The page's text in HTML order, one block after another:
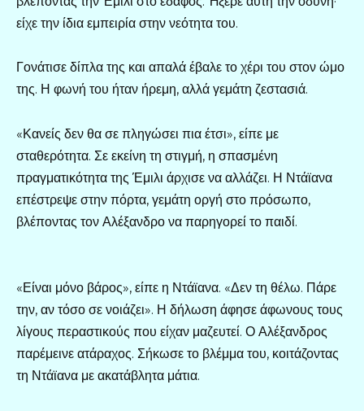
είχε την ίδια εμπειρία στην νεότητα του.
Γονάτισε δίπλα της και απαλά έβαλε το χέρι του στον ώμο
της. Η φωνή του ήταν ήρεμη, αλλά γεμάτη ζεστασιά.
«Κανείς δεν θα σε πληγώσει πια έτσι», είπε με
σταθερότητα. Σε εκείνη τη στιγμή, η σπασμένη
πραγματικότητα της Έμιλι άρχισε να αλλάζει. Η Ντάϊανα
επέστρεψε στην πόρτα, γεμάτη οργή στο πρόσωπο,
βλέποντας τον Αλέξανδρο να παρηγορεί το παιδί.
«Είναι μόνο βάρος», είπε η Ντάϊανα. «Δεν τη θέλω. Πάρε
την, αν τόσο σε νοιάζει». Η δήλωση άφησε άφωνους τους
λίγους περαστικούς που είχαν μαζευτεί. Ο Αλέξανδρος
παρέμεινε ατάραχος. Σήκωσε το βλέμμα του, κοιτάζοντας
τη Ντάϊανα με ακατάβλητα μάτια.